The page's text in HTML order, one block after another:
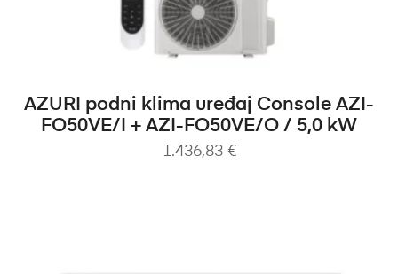
DODAJ U KOŠARICU
AZURI podni klima uređaj Console AZI-
FO50VE/I + AZI-FO50VE/O / 5,0 kW
1.436,83 €